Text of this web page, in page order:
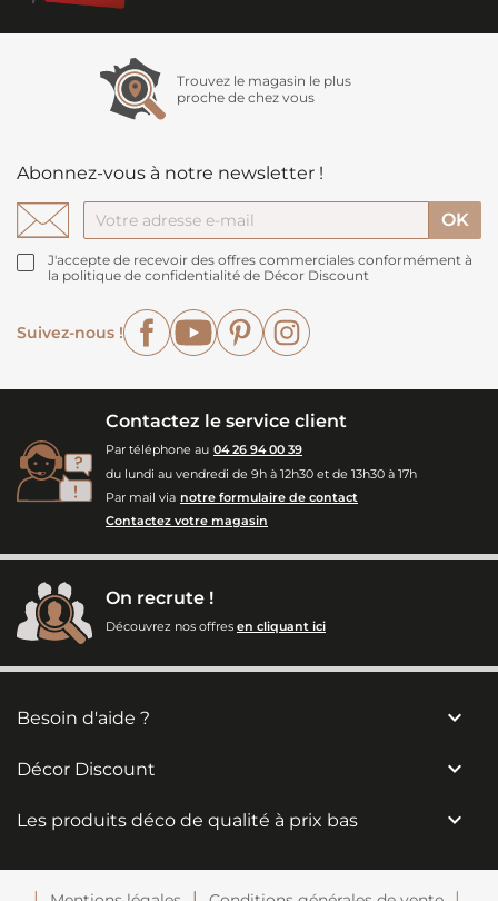
Trouvez le magasin le plus
proche de chez vous
Abonnez-vous à notre newsletter !
J'accepte de recevoir des offres commerciales conformément à
la politique de confidentialité de Décor Discount
Suivez-nous !
FacebookYouTubePinterest
Contactez le service client
Par téléphone au 04 26 94 00 39
du lundi au vendredi de 9h à 12h30 et de 13h30 à 17h
Par mail via notre formulaire de contact
Contactez votre magasin
On recrute !
Découvrez nos offres en cliquant ici
Besoin d'aide ? 
Décor Discount 
Les produits déco de qualité à prix bas 